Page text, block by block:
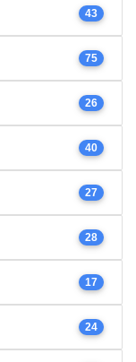
43
75
26
40
27
28
17
24